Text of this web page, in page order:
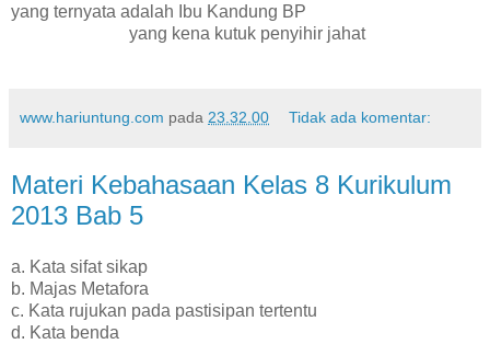
yang ternyata adalah Ibu Kandung BP
yang kena kutuk penyihir jahat
www.hariuntung.com pada 23.32.00 Tidak ada komentar:
Materi Kebahasaan Kelas 8 Kurikulum
2013 Bab 5
a. Kata sifat sikap
b. Majas Metafora
c. Kata rujukan pada pastisipan tertentu
d. Kata benda